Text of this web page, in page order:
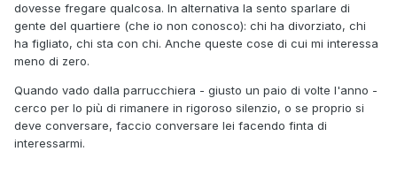
dovesse fregare qualcosa. In alternativa la sento sparlare di
gente del quartiere (che io non conosco): chi ha divorziato, chi
ha figliato, chi sta con chi. Anche queste cose di cui mi interessa
meno di zero.
Quando vado dalla parrucchiera - giusto un paio di volte l'anno -
cerco per lo più di rimanere in rigoroso silenzio, o se proprio si
deve conversare, faccio conversare lei facendo finta di
interessarmi.